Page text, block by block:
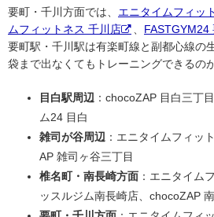
要町・千川方面では、 エニタイムフィッ
ムフィットネス 千川店
FASTGYM24
要町駅・千川駅は有楽町線と副都心線の
袋まで出なくてもトレーニングできるの
目白駅周辺 ：chocoZAP 目白三丁
ム24 目白
雑司が谷周辺 ：エニタイムフィッ
AP 雑司ヶ谷三丁目
椎名町・南長崎方面 ：エニタイム
ッスルジム南長崎店、chocoZAP